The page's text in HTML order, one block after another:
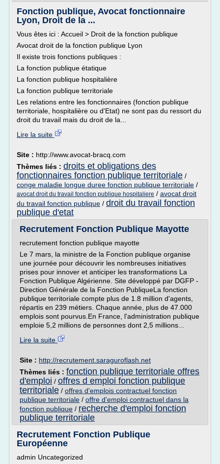
Fonction publique, Avocat fonctionnaire
Lyon, Droit de la ...
Vous êtes ici : Accueil > Droit de la fonction publique
Avocat droit de la fonction publique Lyon
Il existe trois fonctions publiques :
La fonction publique étatique
La fonction publique hospitalière
La fonction publique territoriale
Les relations entre les fonctionnaires (fonction publique
territoriale, hospitalière ou d'Etat) ne sont pas du ressort du
droit du travail mais du droit de la...
Lire la suite
Site : http://www.avocat-bracq.com
Thèmes liés : droits et obligations des
fonctionnaires fonction publique territoriale /
conge maladie longue duree fonction publique territoriale /
avocat droit du travail fonction publique hospitaliere / avocat droit
du travail fonction publique / droit du travail fonction
publique d'etat
Recrutement Fonction Publique Mayotte
recrutement fonction publique mayotte
Le 7 mars, la ministre de la Fonction publique organise
une journée pour découvrir les nombreuses initiatives
prises pour innover et anticiper les transformations La
Fonction Publique Algérienne. Site développé par DGFP -
Direction Générale de la Fonction PubliqueLa fonction
publique territoriale compte plus de 1.8 million d'agents,
répartis en 239 métiers. Chaque année, plus de 47.000
emplois sont pourvus.En France, l'administration publique
emploie 5,2 millions de personnes dont 2,5 millions...
Lire la suite
Site : http://recrutement.saraguroflash.net
Thèmes liés : fonction publique territoriale offres
d'emploi / offres d emploi fonction publique
territoriale / offres d'emplois contractuel fonction
publique territoriale / offre d'emploi contractuel dans la
fonction publique / recherche d'emploi fonction
publique territoriale
Recrutement Fonction Publique
Européenne
admin Uncategorized